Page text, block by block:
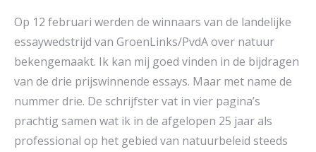
Op 12 februari werden de winnaars van de landelijke
essaywedstrijd van GroenLinks/PvdA over natuur
bekengemaakt. Ik kan mij goed vinden in de bijdragen
van de drie prijswinnende essays. Maar met name de
nummer drie. De schrijfster vat in vier pagina’s
prachtig samen wat ik in de afgelopen 25 jaar als
professional op het gebied van natuurbeleid steeds